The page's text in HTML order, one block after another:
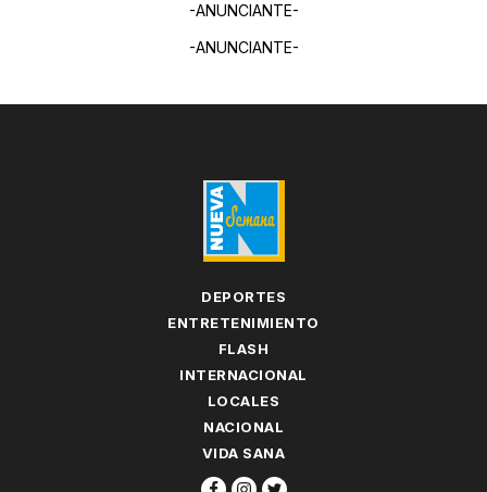
-ANUNCIANTE-
-ANUNCIANTE-
DEPORTES
ENTRETENIMIENTO
FLASH
INTERNACIONAL
LOCALES
NACIONAL
VIDA SANA